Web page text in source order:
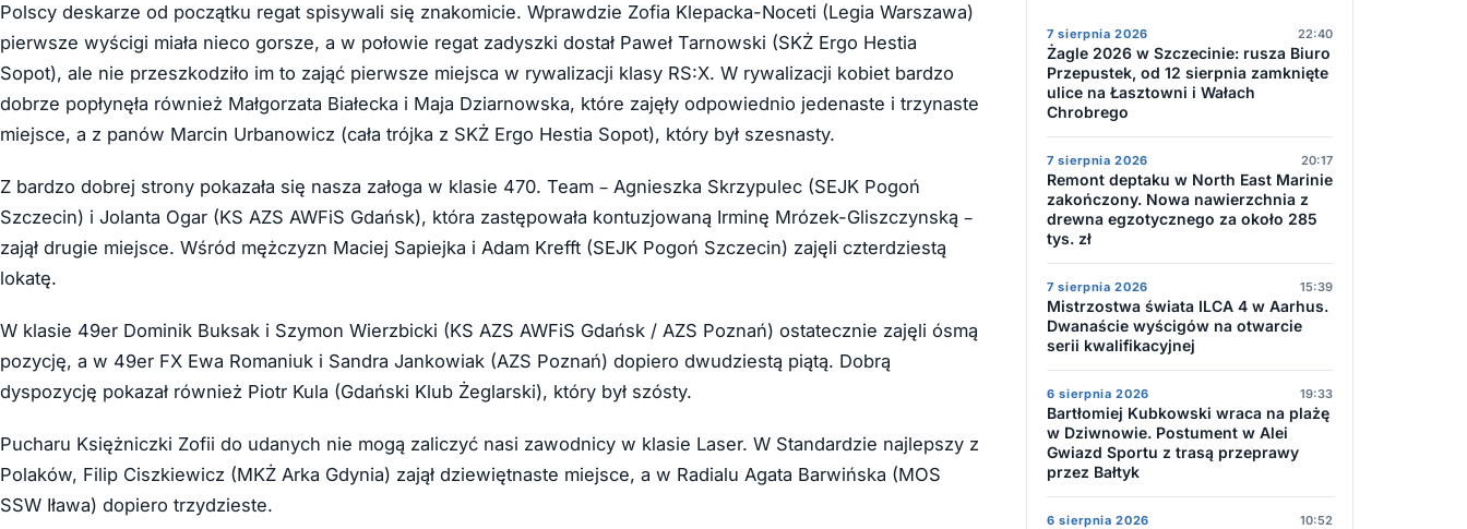
Polscy deskarze od początku regat spisywali się znakomicie. Wprawdzie Zofia Klepacka-Noceti (Legia Warszawa)
pierwsze wyścigi miała nieco gorsze, a w połowie regat zadyszki dostał Paweł Tarnowski (SKŻ Ergo Hestia
Sopot), ale nie przeszkodziło im to zająć pierwsze miejsca w rywalizacji klasy RS:X. W rywalizacji kobiet bardzo
dobrze popłynęła również Małgorzata Białecka i Maja Dziarnowska, które zajęły odpowiednio jedenaste i trzynaste
miejsce, a z panów Marcin Urbanowicz (cała trójka z SKŻ Ergo Hestia Sopot), który był szesnasty.
Z bardzo dobrej strony pokazała się nasza załoga w klasie 470. Team – Agnieszka Skrzypulec (SEJK Pogoń
Szczecin) i Jolanta Ogar (KS AZS AWFiS Gdańsk), która zastępowała kontuzjowaną Irminę Mrózek-Gliszczynską –
zajął drugie miejsce. Wśród mężczyzn Maciej Sapiejka i Adam Krefft (SEJK Pogoń Szczecin) zajęli czterdziestą
lokatę.
W klasie 49er Dominik Buksak i Szymon Wierzbicki (KS AZS AWFiS Gdańsk / AZS Poznań) ostatecznie zajęli ósmą
pozycję, a w 49er FX Ewa Romaniuk i Sandra Jankowiak (AZS Poznań) dopiero dwudziestą piątą. Dobrą
dyspozycję pokazał również Piotr Kula (Gdański Klub Żeglarski), który był szósty.
Pucharu Księżniczki Zofii do udanych nie mogą zaliczyć nasi zawodnicy w klasie Laser. W Standardzie najlepszy z
Polaków, Filip Ciszkiewicz (MKŻ Arka Gdynia) zajął dziewiętnaste miejsce, a w Radialu Agata Barwińska (MOS
SSW Iława) dopiero trzydzieste.
7 sierpnia 2026 22:40
Żagle 2026 w Szczecinie: rusza Biuro
Przepustek, od 12 sierpnia zamknięte
ulice na Łasztowni i Wałach
Chrobrego
7 sierpnia 2026 20:17
Remont deptaku w North East Marinie
zakończony. Nowa nawierzchnia z
drewna egzotycznego za około 285
tys. zł
7 sierpnia 2026 15:39
Mistrzostwa świata ILCA 4 w Aarhus.
Dwanaście wyścigów na otwarcie
serii kwalifikacyjnej
6 sierpnia 2026 19:33
Bartłomiej Kubkowski wraca na plażę
w Dziwnowie. Postument w Alei
Gwiazd Sportu z trasą przeprawy
przez Bałtyk
6 sierpnia 2026 10:52